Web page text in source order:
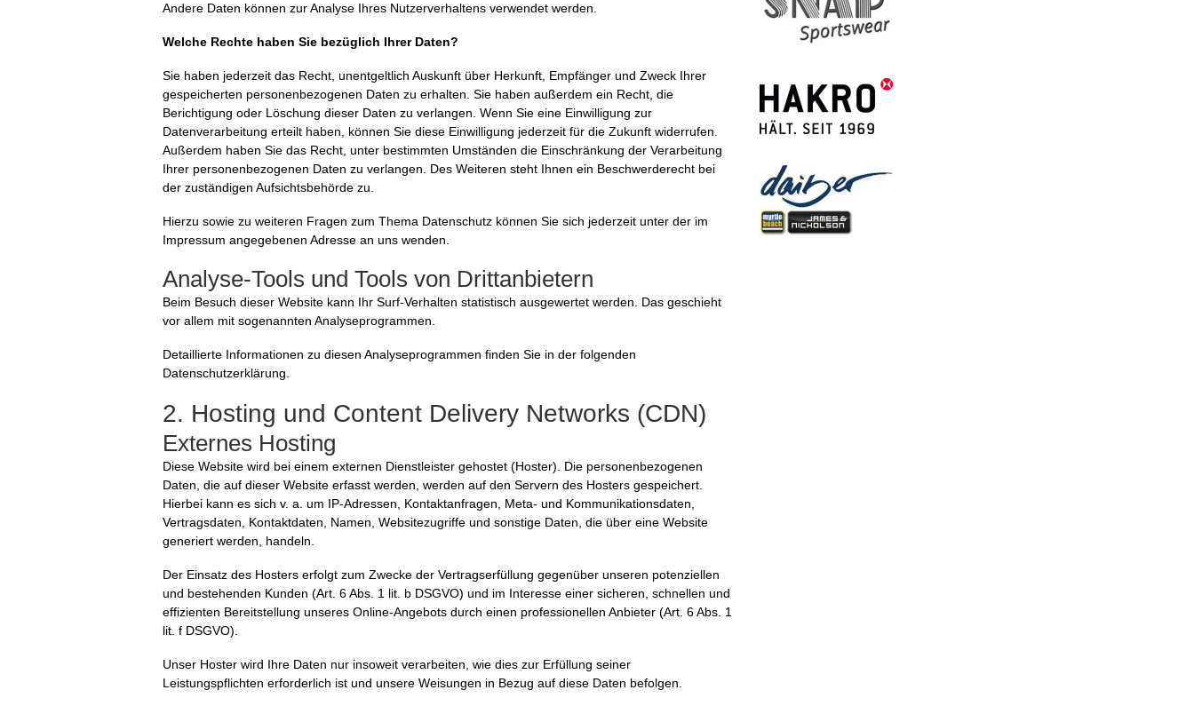
Andere Daten können zur Analyse Ihres Nutzerverhaltens verwendet werden.
Welche Rechte haben Sie bezüglich Ihrer Daten?
Sie haben jederzeit das Recht, unentgeltlich Auskunft über Herkunft, Empfänger und Zweck Ihrer
gespeicherten personenbezogenen Daten zu erhalten. Sie haben außerdem ein Recht, die
Berichtigung oder Löschung dieser Daten zu verlangen. Wenn Sie eine Einwilligung zur
Datenverarbeitung erteilt haben, können Sie diese Einwilligung jederzeit für die Zukunft widerrufen.
Außerdem haben Sie das Recht, unter bestimmten Umständen die Einschränkung der Verarbeitung
Ihrer personenbezogenen Daten zu verlangen. Des Weiteren steht Ihnen ein Beschwerderecht bei
der zuständigen Aufsichtsbehörde zu.
Hierzu sowie zu weiteren Fragen zum Thema Datenschutz können Sie sich jederzeit unter der im
Impressum angegebenen Adresse an uns wenden.
Analyse-Tools und Tools von Dritt­anbietern
Beim Besuch dieser Website kann Ihr Surf-Verhalten statistisch ausgewertet werden. Das geschieht
vor allem mit sogenannten Analyseprogrammen.
Detaillierte Informationen zu diesen Analyseprogrammen finden Sie in der folgenden
Datenschutzerklärung.
2. Hosting und Content Delivery Networks (CDN)
Externes Hosting
Diese Website wird bei einem externen Dienstleister gehostet (Hoster). Die personenbezogenen
Daten, die auf dieser Website erfasst werden, werden auf den Servern des Hosters gespeichert.
Hierbei kann es sich v. a. um IP-Adressen, Kontaktanfragen, Meta- und Kommunikationsdaten,
Vertragsdaten, Kontaktdaten, Namen, Websitezugriffe und sonstige Daten, die über eine Website
generiert werden, handeln.
Der Einsatz des Hosters erfolgt zum Zwecke der Vertragserfüllung gegenüber unseren potenziellen
und bestehenden Kunden (Art. 6 Abs. 1 lit. b DSGVO) und im Interesse einer sicheren, schnellen und
effizienten Bereitstellung unseres Online-Angebots durch einen professionellen Anbieter (Art. 6 Abs. 1
lit. f DSGVO).
Unser Hoster wird Ihre Daten nur insoweit verarbeiten, wie dies zur Erfüllung seiner
Leistungspflichten erforderlich ist und unsere Weisungen in Bezug auf diese Daten befolgen.